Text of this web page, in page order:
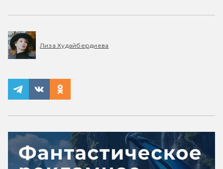
Лиза Худайбердиева